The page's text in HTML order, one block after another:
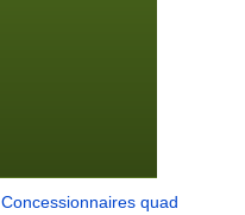
Concessionnaires quad